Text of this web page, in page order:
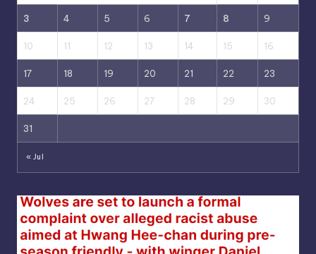
3 4 5 6 7 8 9
10 11 12 13 14 15 16
17 18 19 20 21 22 23
24 25 26 27 28 29 30
31
« Jul